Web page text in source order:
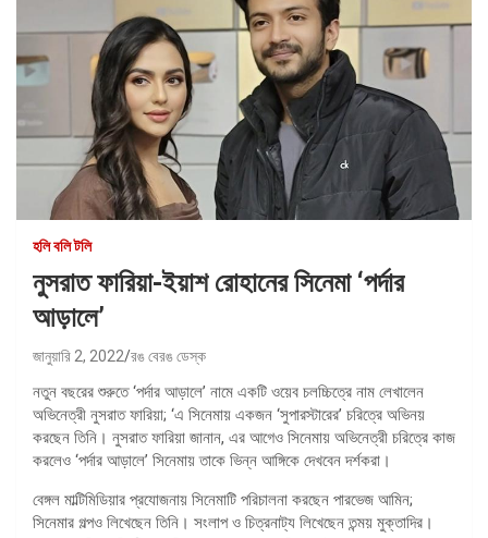
হলি বলি টলি
নুসরাত ফারিয়া-ইয়াশ রোহানের সিনেমা ‘পর্দার
আড়ালে’
জানুয়ারি 2, 2022 রঙ বেরঙ ডেস্ক
নতুন বছরের শুরুতে ‘পর্দার আড়ালে’ নামে একটি ওয়েব চলচ্চিত্রে নাম লেখালেন
অভিনেত্রী নুসরাত ফারিয়া; ‘এ সিনেমায় একজন ‘সুপারস্টারের’ চরিত্রে অভিনয়
করছেন তিনি। নুসরাত ফারিয়া জানান, এর আগেও সিনেমায় অভিনেত্রী চরিত্রে কাজ
করলেও ‘পর্দার আড়ালে’ সিনেমায় তাকে ভিন্ন আঙ্গিকে দেখবেন দর্শকরা।
বেঙ্গল মাল্টিমিডিয়ার প্রযোজনায় সিনেমাটি পরিচালনা করছেন পারভেজ আমিন;
সিনেমার গল্পও লিখেছেন তিনি। সংলাপ ও চিত্রনাট্য লিখেছেন তন্ময় মুক্তাদির।